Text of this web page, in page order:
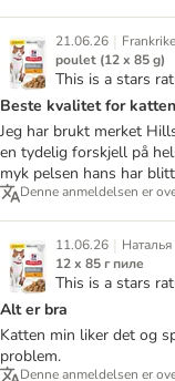
21.06.26 | Frankrike
poulet (12 x 85 g)
This is a stars
Beste kvalitet for
Jeg har brukt merket
en tydelig forskjell på
myk pelsen hans har
Denne anmeldelsen er
11.06.26 | Наталья
12 x 85 г пиле
This is a stars
Alt er bra
Katten min liker det og
problem.
Denne anmeldelsen er